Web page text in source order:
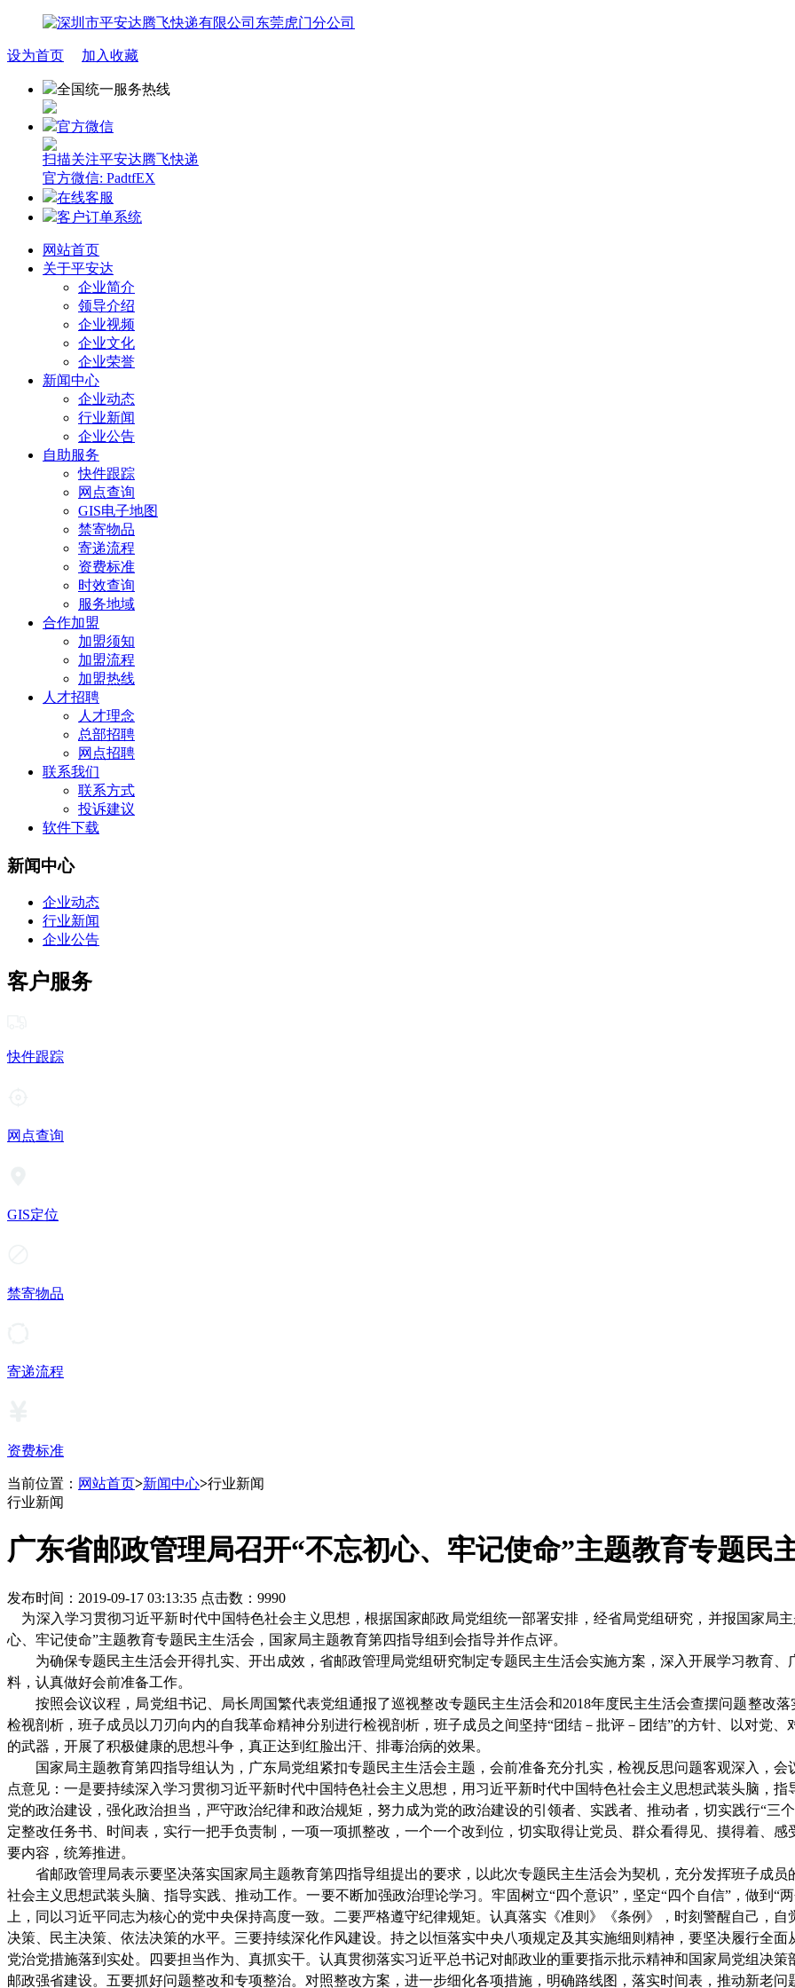
设为首页 加入收藏
全国统一服务热线
官方微信
扫描关注平安达腾飞快递
官方微信: PadtfEX
在线客服
客户订单系统
网站首页
关于平安达
企业简介
领导介绍
企业视频
企业文化
企业荣誉
新闻中心
企业动态
行业新闻
企业公告
自助服务
快件跟踪
网点查询
GIS电子地图
禁寄物品
寄递流程
资费标准
时效查询
服务地域
合作加盟
加盟须知
加盟流程
加盟热线
人才招聘
人才理念
总部招聘
网点招聘
联系我们
联系方式
投诉建议
软件下载
新闻中心
企业动态
行业新闻
企业公告
客户服务
快件跟踪
网点查询
GIS定位
禁寄物品
寄递流程
资费标准
当前位置： 网站首页>新闻中心>行业新闻
行业新闻
广东省邮政管理局召开“不忘初心、牢记使命”主题教育专题民
发布时间：2019-09-17 03:13:35 点击数：9990
为深入学习贯彻习近平新时代中国特色社会主义思想，根据国家邮政局党组统一部署安排，经省局党组研究 ，并报国家局
心、牢记使命”主题教育专题民主生活会 ， 国家局主题教育第四指导组到会指导并作点评。
为确保专题民主生活会开得扎实、开出成效， 省邮政管理局党组研究制定专题民主生活会实施方案，深入开展学习教育
料， 认真做好会前准备工作。
按照会议议程， 局党组书记、局长周国繁代表党组通报了巡视整改专题民主生活会和2018年度民主生活会查摆问题整改落
检视剖析，班子成员以刀刃向内的自我革命精神分别 进行检视剖析，班子成员之间坚持“团结－批评－团结”的方针
以对党、
的武器，开展了积极健康的思想斗争 ，真正达到红脸出汗、排毒治病的效果。
国家局主题教育第四指导组认为 ， 广东局党组 紧扣专题民主生活会主题 ， 会前准备充分扎实 ， 检视反思问题客观深入 ， 会
点意见：一是要持续深入学习贯彻习近平新时代中国特色社会主义思想 ，用 习近平新时代中国特色社会主义思想武装头脑，指
党的政治建设，强化政治担当 ， 严守政治纪律和政治规矩，努力成为党的政治建设的引领者、实践者、推动者，切实践行“三
定整改任务书、时间表，实行一把手负责制，一项一项抓整改，一个一个改到位，切实取得让党员、群众看得见、摸得着、感
要内容，统筹推进。
省邮政管理局表示要坚决落实国家局主题教育第四指导组提出的要求 ， 以此次专题民主生活会为契机 ， 充分发挥班子成员
社会主义思想武装头脑、指导实践、推动工作。一要不断加强政治理论学习。牢固树立“四个意识”，坚定“四个自信”，做到“
上，同以习近平同志为核心的党中央保持高度一致。
二要严格遵守纪律规矩。认真落实《准则》《条例》，时刻警醒自己，
决策、民主决策、依法决策的水平。 三要持续深化作风建设。持之以恒落实中央八项规定及其实施细则 精神，要坚决履行全面
党治党措施落到实处。四要担当作为、真抓实干。认真贯彻落实习近平总书记对邮政业的重要指示批示精神和国家局党组决策
邮政强省建设。五要抓好问题整改和专项整治。对照整改方案，进一步细化各项措施，明确路线图，落实时间表，推动新老问